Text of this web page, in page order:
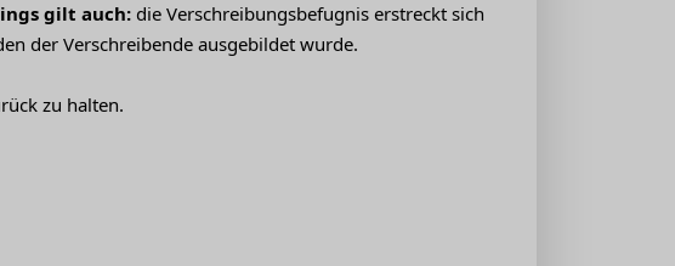
gilt auch: die Verschreibungsbefugnis erstreckt sich
der Verschreibende ausgebildet wurde.
zu halten.